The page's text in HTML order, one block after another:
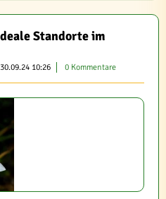
Standorte im
30.09.24 10:26 0 Kommentare